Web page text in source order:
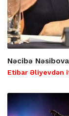
Nəcibə
Etibar Əliyevdən